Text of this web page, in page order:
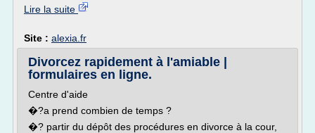
Lire la suite
Site : alexia.fr
Divorcez rapidement à l'amiable |
formulaires en ligne.
Centre d'aide
�?a prend combien de temps ?
�? partir du dépôt des procédures en divorce à la cour,